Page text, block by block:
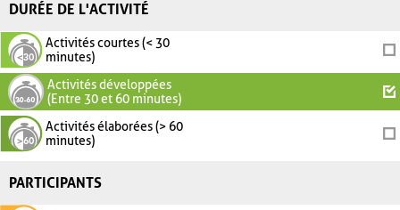
DURÉE DE L'ACTIVITÉ
Activités courtes (< 30
minutes)
Activités développées
(Entre 30 et 60 minutes)
Activités élaborées (> 60
minutes)
PARTICIPANTS